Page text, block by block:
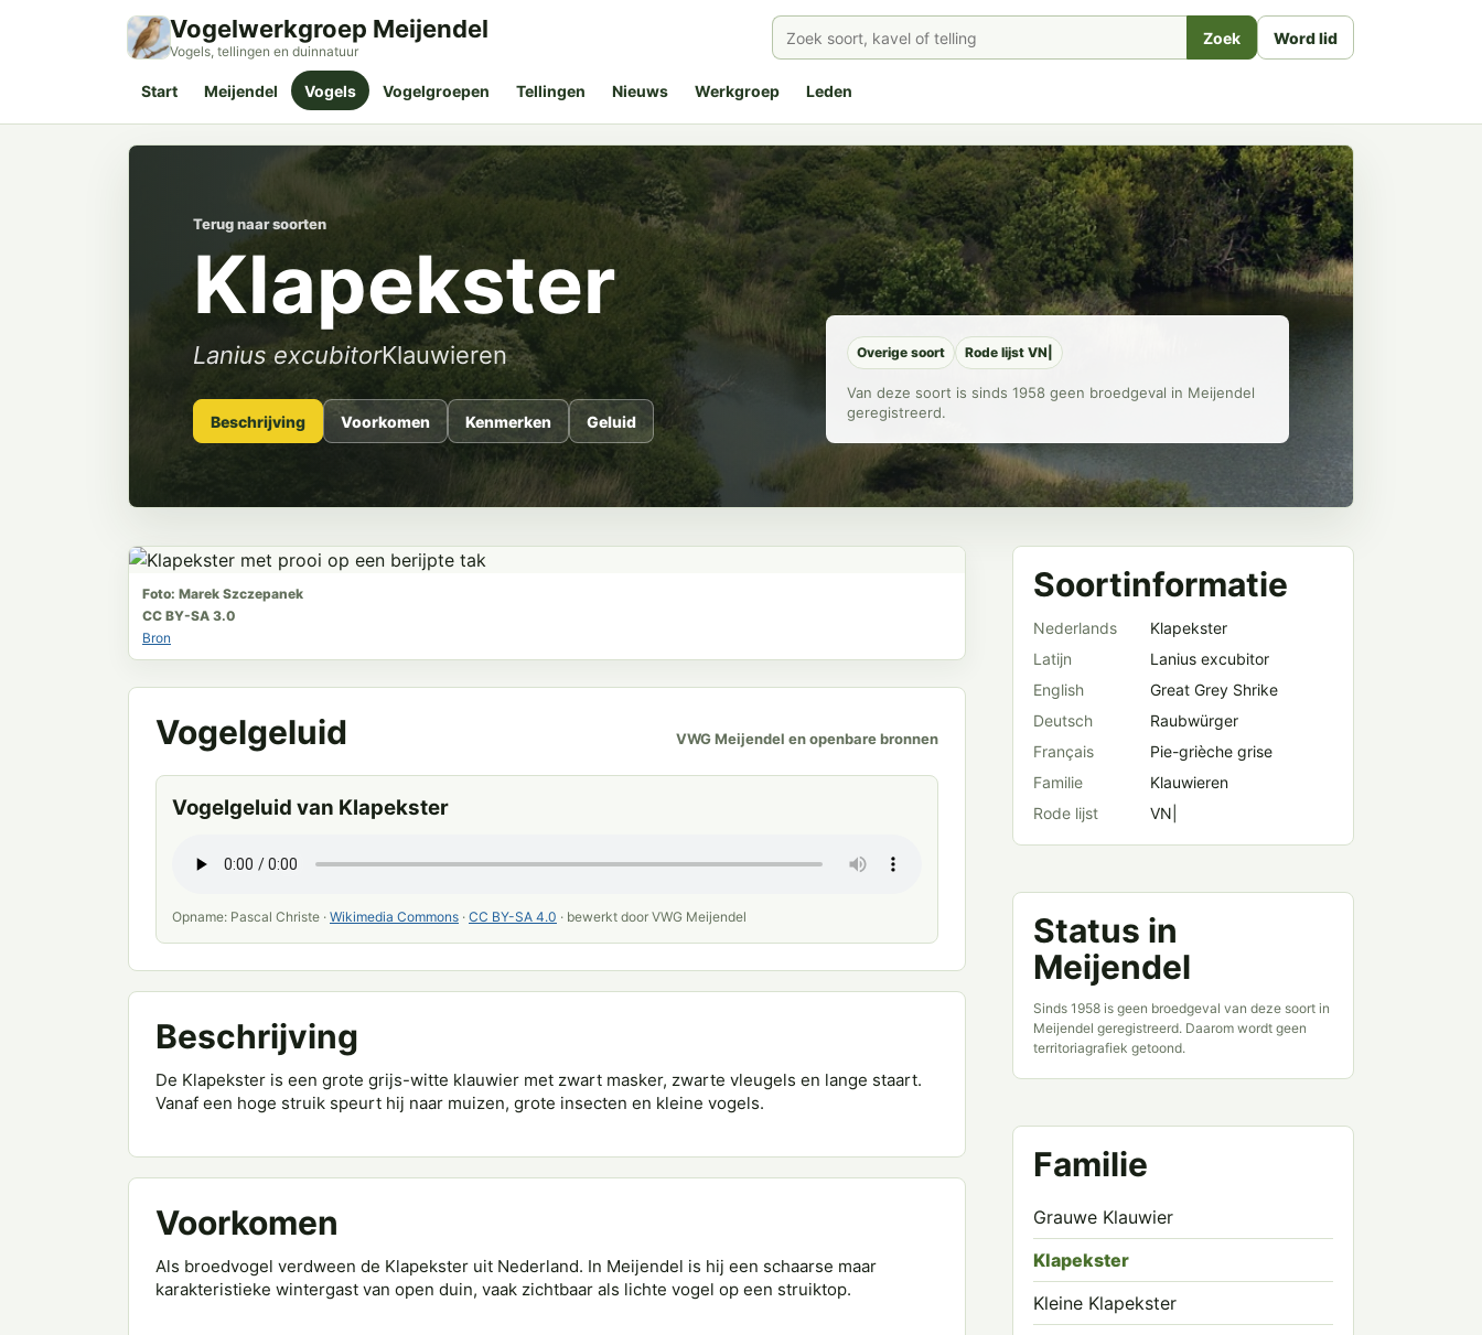
Vogelwerkgroep Meijendel
Vogels, tellingen en duinnatuur
Zoek Word lid
Start Meijendel Vogels Vogelgroepen Tellingen Nieuws Werkgroep Leden
Terug naar soorten
Klapekster
Lanius excubitorKlauwieren
Beschrijving Voorkomen Kenmerken Geluid
Overige soort Rode lijst VN|
Van deze soort is sinds 1958 geen broedgeval in Meijendel
geregistreerd.
Foto: Marek Szczepanek
CC BY-SA 3.0
Bron
Vogelgeluid VWG Meijendel en openbare bronnen
Vogelgeluid van Klapekster
Opname: Pascal Christe · Wikimedia Commons · CC BY-SA 4.0 · bewerkt door VWG Meijendel
Beschrijving
De Klapekster is een grote grijs-witte klauwier met zwart masker, zwarte vleugels en lange staart.
Vanaf een hoge struik speurt hij naar muizen, grote insecten en kleine vogels.
Voorkomen
Als broedvogel verdween de Klapekster uit Nederland. In Meijendel is hij een schaarse maar
karakteristieke wintergast van open duin, vaak zichtbaar als lichte vogel op een struiktop.
Soortinformatie
Nederlands
Klapekster
Latijn
Lanius excubitor
English
Great Grey Shrike
Deutsch
Raubwürger
Français
Pie-grièche grise
Familie
Klauwieren
Rode lijst
VN|
Status in
Meijendel
Sinds 1958 is geen broedgeval van deze soort in
Meijendel geregistreerd. Daarom wordt geen
territoriagrafiek getoond.
Familie
Grauwe Klauwier
Klapekster
Kleine Klapekster